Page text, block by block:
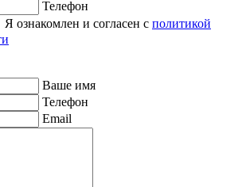
Телефон
Я ознакомлен и согласен с политикой
Ваше имя
Телефон
Email